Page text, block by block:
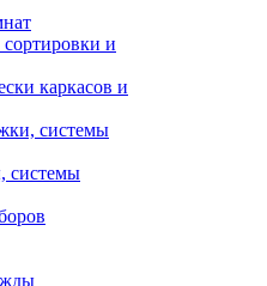
и
каркасов и
системы
системы